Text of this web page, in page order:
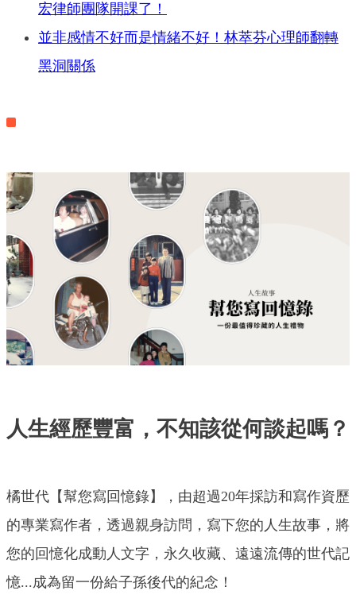
宏律師團隊開課了！
並非感情不好而是情緒不好！林萃芬心理師翻轉
黑洞關係
人生經歷豐富，不知該從何談起嗎？
橘世代【幫您寫回憶錄】，由超過20年採訪和寫作資歷
的專業寫作者，透過親身訪問，寫下您的人生故事，將
您的回憶化成動人文字，永久收藏、遠遠流傳的世代記
憶...成為留一份給子孫後代的紀念！